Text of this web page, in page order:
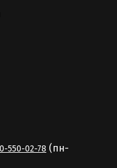
550-02-78 (пн-